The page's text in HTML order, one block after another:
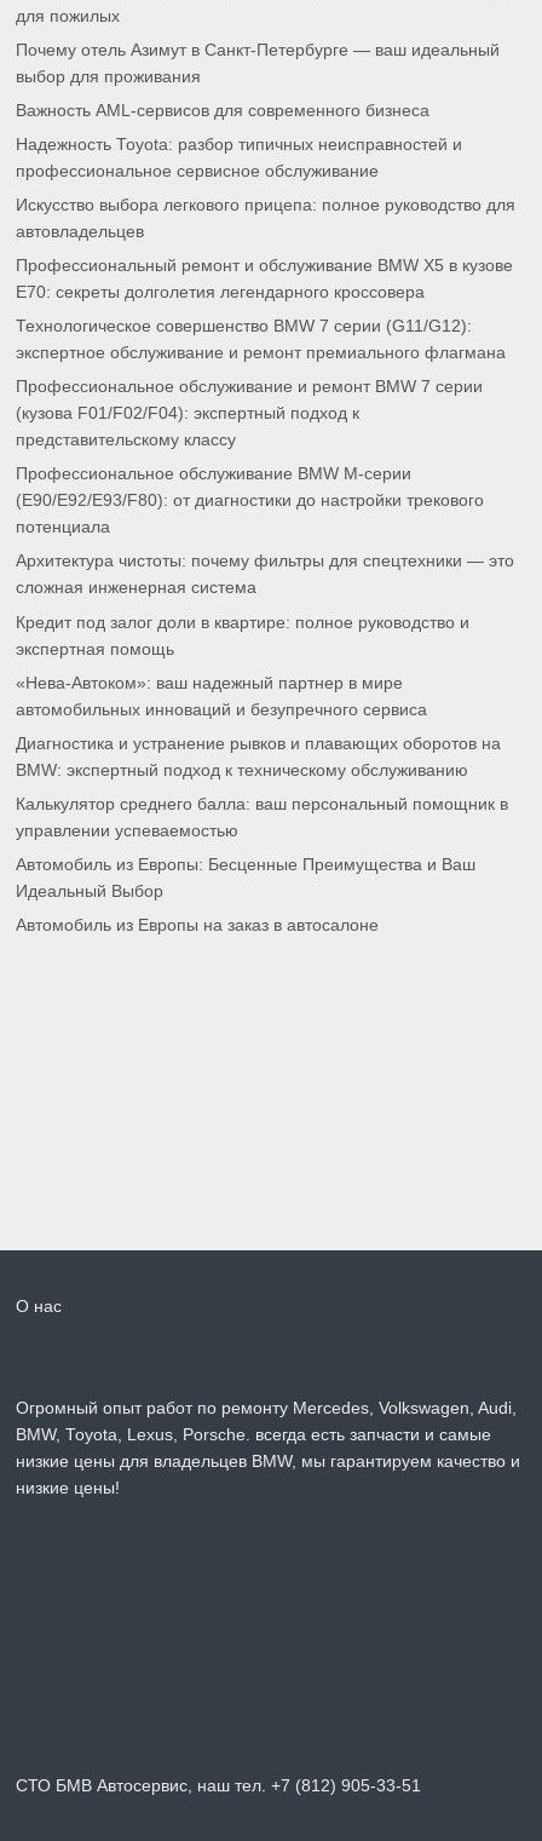
для пожилых
Почему отель Азимут в Санкт-Петербурге — ваш идеальный
выбор для проживания
Важность AML-сервисов для современного бизнеса
Надежность Toyota: разбор типичных неисправностей и
профессиональное сервисное обслуживание
Искусство выбора легкового прицепа: полное руководство для
автовладельцев
Профессиональный ремонт и обслуживание BMW X5 в кузове
E70: секреты долголетия легендарного кроссовера
Технологическое совершенство BMW 7 серии (G11/G12):
экспертное обслуживание и ремонт премиального флагмана
Профессиональное обслуживание и ремонт BMW 7 серии
(кузова F01/F02/F04): экспертный подход к
представительскому классу
Профессиональное обслуживание BMW M-серии
(E90/E92/E93/F80): от диагностики до настройки трекового
потенциала
Архитектура чистоты: почему фильтры для спецтехники — это
сложная инженерная система
Кредит под залог доли в квартире: полное руководство и
экспертная помощь
«Нева-Автоком»: ваш надежный партнер в мире
автомобильных инноваций и безупречного сервиса
Диагностика и устранение рывков и плавающих оборотов на
BMW: экспертный подход к техническому обслуживанию
Калькулятор среднего балла: ваш персональный помощник в
управлении успеваемостью
Автомобиль из Европы: Бесценные Преимущества и Ваш
Идеальный Выбор
Автомобиль из Европы на заказ в автосалоне
О нас
Огромный опыт работ по ремонту Mercedes, Volkswagen, Audi,
BMW, Toyota, Lexus, Porsche. всегда есть запчасти и самые
низкие цены для владельцев BMW, мы гарантируем качество и
низкие цены!
СТО БМВ Автосервис, наш тел. +7 (812) 905-33-51